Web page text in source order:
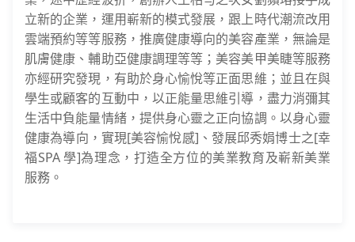
立新的企業，運用嶄新的模式發展，跟上時代潮流改用
雲端預約等等服務，推廣健康導向的美容產業，無論是
肌膚健康、輔助亞健康調理等等；美容美甲美睫等服務
亦經研究發現，有助於身心愉悅等正面思維；並且在與
學生或顧客的互動中，以正能量思維引導，盡力消彌其
生活中負能量情緒，提供身心靈之正向協調。以身心靈
健康為導向，實現[美容愉悅感]、發展邱秀娟博士之[幸
福SPA 學]為理念，打造全方位的美業教育及嶄新美業
服務。